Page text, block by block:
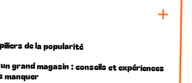
de la popularité
grand magasin : conseils et expériences
manquer